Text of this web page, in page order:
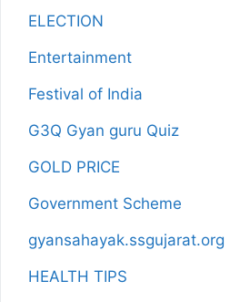
ELECTION
Entertainment
Festival of India
G3Q Gyan guru Quiz
GOLD PRICE
Government Scheme
gyansahayak.ssgujarat.org
HEALTH TIPS